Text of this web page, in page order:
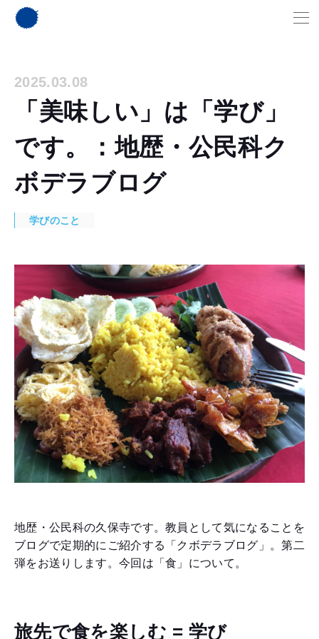
2025.03.08
「美味しい」は「学び」
です。：地歴・公民科ク
ボデラブログ
学びのこと
地歴・公民科の久保寺です。教員として気になることを
ブログで定期的にご紹介する「クボデラブログ」。第二
弾をお送りします。今回は「食」について。
旅先で食を楽しむ = 学び